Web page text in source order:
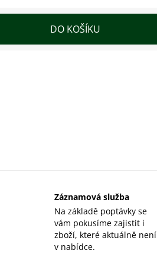
DO KOŠÍKU
Záznamová služba
Na základě poptávky se
vám pokusíme zajistit i
zboží, které aktuálně není
v nabídce.